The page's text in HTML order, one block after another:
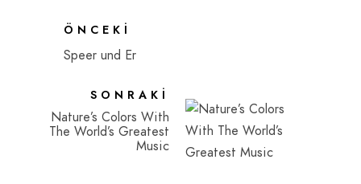
ÖNCEKI
Speer und Er
SONRAKI
Nature’s Colors With
The World’s Greatest
Music